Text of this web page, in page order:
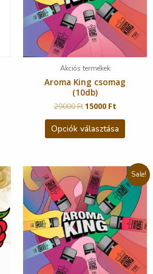
Akciós termékek
Aroma King csomag
(10db)
29000Ft 15000 Ft
Opciók választása
Sale!